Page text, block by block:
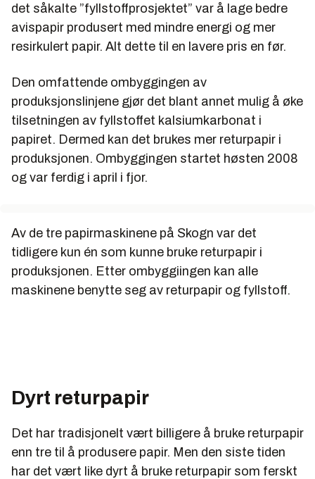
ombyggingen.
40.000 tonn av dette forsvinner i produksjonen,
fordi ting er med i returpapiret som ikke burde vært
Det er bedre kvalitet på returpapiret Norske Skog
mottar fra Norge enn papiret de må importere fra
utlandet.
PM1:Kapasitet: 178.000 tonn/år, Hastighet:
1.225 m/min
PM2:Kapasitet: 182.000 tonn/år, Hastighet:
1.300 m/min
det såkalte ”fyllstoffprosjektet” var å lage bedre
avispapir produsert med mindre energi og mer
resirkulert papir. Alt dette til en lavere pris en før.
Den omfattende ombyggingen av
produksjonslinjene gjør det blant annet mulig å øke
tilsetningen av fyllstoffet kalsiumkarbonat i
papiret. Dermed kan det brukes mer returpapir i
produksjonen. Ombyggingen startet høsten 2008
og var ferdig i april i fjor.
Av de tre papirmaskinene på Skogn var det
tidligere kun én som kunne bruke returpapir i
produksjonen. Etter ombyggiingen kan alle
maskinene benytte seg av returpapir og fyllstoff.
Dyrt returpapir
Det har tradisjonelt vært billigere å bruke returpapir
enn tre til å produsere papir. Men den siste tiden
har det vært like dyrt å bruke returpapir som ferskt